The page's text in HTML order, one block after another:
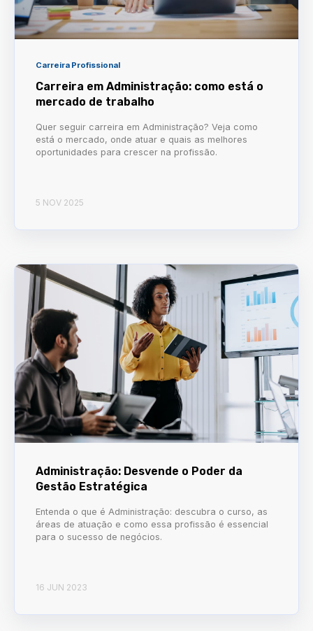
Carreira Profissional
Carreira em Administração: como está o
mercado de trabalho
Quer seguir carreira em Administração? Veja como
está o mercado, onde atuar e quais as melhores
oportunidades para crescer na profissão.
5 NOV 2025
Administração: Desvende o Poder da
Gestão Estratégica
Entenda o que é Administração: descubra o curso, as
áreas de atuação e como essa profissão é essencial
para o sucesso de negócios.
16 JUN 2023